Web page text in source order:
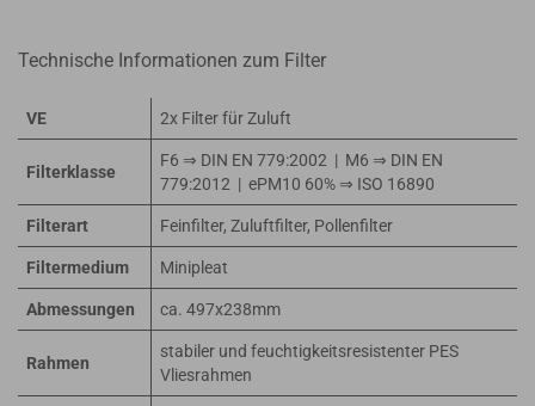
Technische Informationen zum Filter
VE 2x Filter für Zuluft
Filterklasse
F6 ⇒ DIN EN 779:2002 | M6 ⇒ DIN EN
779:2012 | ePM10 60% ⇒ ISO 16890
Filterart Feinfilter, Zuluftfilter, Pollenfilter
Filtermedium Minipleat
Abmessungen ca. 497x238mm
Rahmen
stabiler und feuchtigkeitsresistenter PES
Vliesrahmen